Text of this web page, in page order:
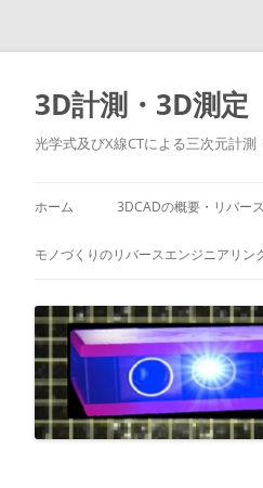
コ
ン
ツ
へ
ス
3D計測・3D測定
光学式及びX線CTによる三次元計
ホーム 3DCADの概要・リバー
モノづくりのリバースエンジニアリン